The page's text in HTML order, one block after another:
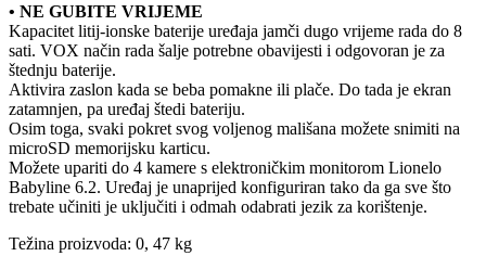
• NE GUBITE VRIJEME
Kapacitet litij-ionske baterije uređaja jamči dugo vrijeme rada do 8
sati. VOX način rada šalje potrebne obavijesti i odgovoran je za
štednju baterije.
Aktivira zaslon kada se beba pomakne ili plače. Do tada je ekran
zatamnjen, pa uređaj štedi bateriju.
Osim toga, svaki pokret svog voljenog mališana možete snimiti na
microSD memorijsku karticu.
Možete upariti do 4 kamere s elektroničkim monitorom Lionelo
Babyline 6.2. Uređaj je unaprijed konfiguriran tako da ga sve što
trebate učiniti je uključiti i odmah odabrati jezik za korištenje.
Težina proizvoda: 0, 47 kg